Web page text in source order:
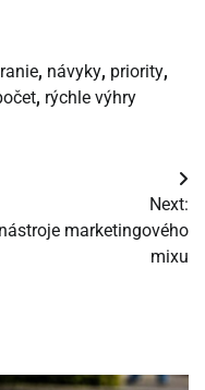
, návyky, priority,
, rýchle výhry
Next:
nástroje marketingového
mixu